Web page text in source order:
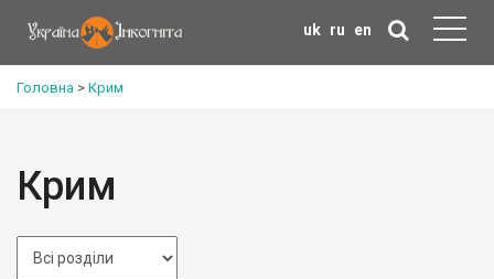
uk ru en
Головна > Крим
Крим